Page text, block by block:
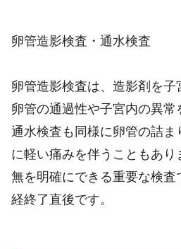
卵管造影検査・通水検査
卵管造影検査は、造影剤を子
卵管の通過性や子宮内の異常
通水検査も同様に卵管の詰
に軽い痛みを伴うこともあ
無を明確にできる重要な検査
経終了直後です。